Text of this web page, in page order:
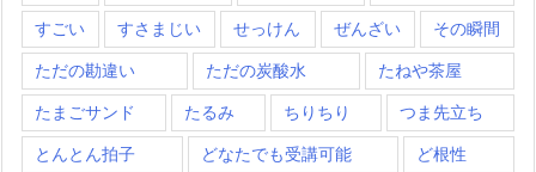
すごい すさまじい せっけん ぜんざい その瞬間
ただの勘違い ただの炭酸水 たねや茶屋
たまごサンド たるみ ちりちり つま先立ち
とんとん拍子 どなたでも受講可能 ど根性